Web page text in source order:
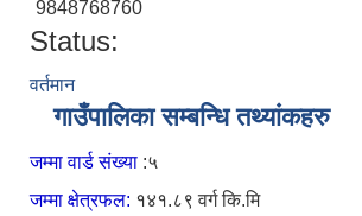
9848768760
Status:
वर्तमान
गाउँपालिका सम्बन्धि तथ्यांकहरु
जम्मा वार्ड संख्या :५
जम्मा क्षेत्रफल: १४१.८९ वर्ग कि.मि